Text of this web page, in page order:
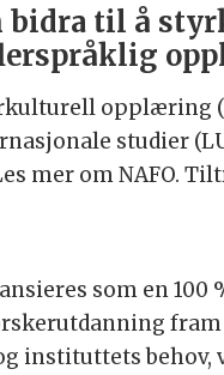
bidra til å
opplæring
studier
mer om NAFO.
som en 100
instituttets